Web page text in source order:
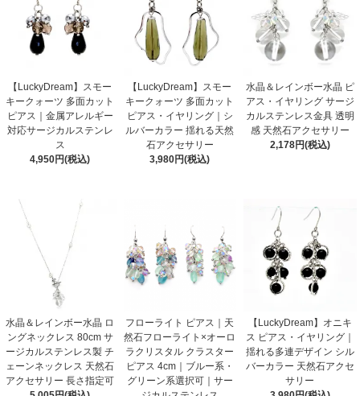
【LuckyDream】スモー
キークォーツ 多面カット
ピアス｜金属アレルギー
対応サージカルステンレ
ス
4,950円(税込)
【LuckyDream】スモー
キークォーツ 多面カット
ピアス・イヤリング｜シ
ルバーカラー 揺れる天然
石アクセサリー
3,980円(税込)
水晶＆レインボー水晶 ピ
アス・イヤリング サージ
カルステンレス金具 透明
感 天然石アクセサリー
2,178円(税込)
水晶＆レインボー水晶 ロ
ングネックレス 80cm サ
ージカルステンレス製 チ
ェーンネックレス 天然石
アクセサリー 長さ指定可
フローライト ピアス｜天
然石フローライト×オーロ
ラクリスタル クラスター
ピアス 4cm｜ブルー系・
グリーン系選択可｜サー
【LuckyDream】オニキ
ス ピアス・イヤリング｜
揺れる多連デザイン シル
バーカラー 天然石アクセ
サリー